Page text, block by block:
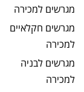
מגרשים למכירה
מגרשים חקלאיים
למכירה
מגרשים לבניה
למכירה